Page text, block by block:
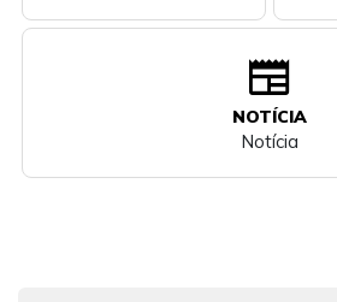
newspaper
NOTÍCIA
Notícia